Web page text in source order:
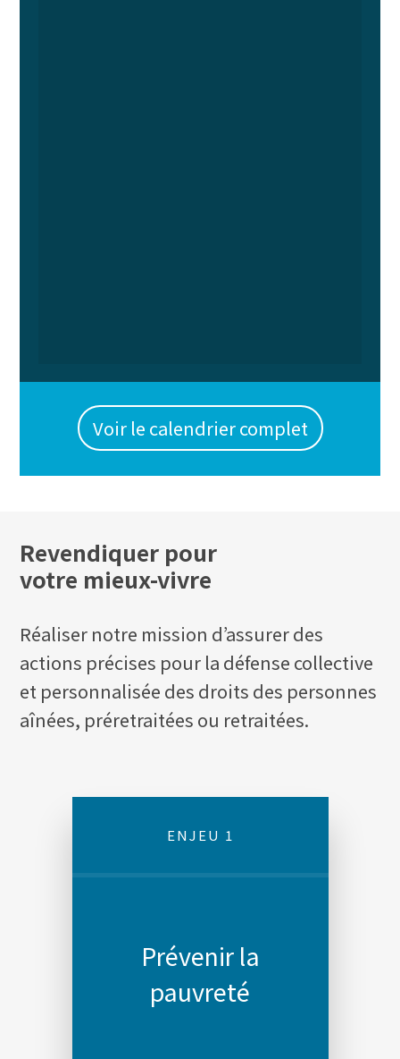
Voir le calendrier complet
Revendiquer pour
votre mieux-vivre
Réaliser notre mission d’assurer des
actions précises pour la défense collective
et personnalisée des droits des personnes
aînées, préretraitées ou retraitées.
ENJEU 1
Prévenir la
pauvreté